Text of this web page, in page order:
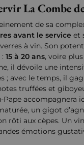
La Combe
de sa
avant le service et
à vin. Son
15 à 20 ans, voire
il dévoile une
; avec le temps, il
truffées et
Pape accompagnera
un gigot
rôti aux cèpes. Un
émotions